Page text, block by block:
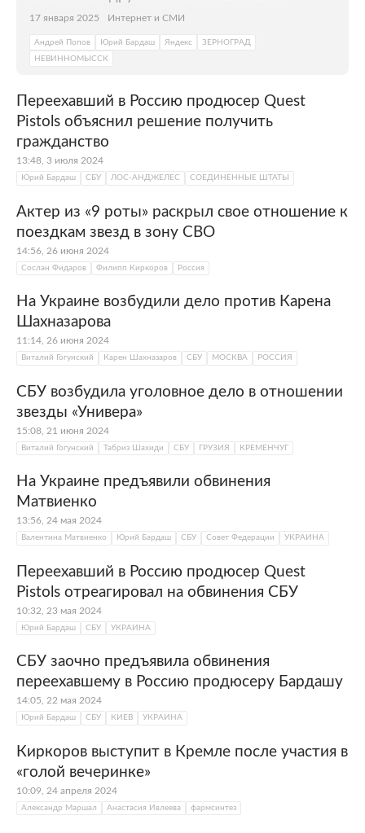
17 января 2025 Интернет и СМИ
Андрей Попов Юрий Бардаш Яндекс
ЗЕРНОГРАД
НЕВИННОМЫССК
Переехавший в Россию продюсер Quest
Pistols объяснил решение получить
гражданство
13:48, 3 июля 2024
Юрий Бардаш СБУ ЛОС-АНДЖЕЛЕС СОЕДИНЕННЫЕ ШТАТЫ
Актер из «9 роты» раскрыл свое отношение к
поездкам звезд в зону СВО
14:56, 26 июня 2024
Сослан Фидаров Филипп Киркоров Россия
На Украине возбудили дело против Карена
Шахназарова
11:14, 26 июня 2024
Виталий Гогунский Карен Шахназаров СБУ МОСКВА РОССИЯ
СБУ возбудила уголовное дело в отношении
звезды «Универа»
15:08, 21 июня 2024
Виталий Гогунский Табриз Шахиди СБУ ГРУЗИЯ КРЕМЕНЧУГ
На Украине предъявили обвинения
Матвиенко
13:56, 24 мая 2024
Валентина Матвиенко Юрий Бардаш СБУ Совет Федерации УКРАИНА
Переехавший в Россию продюсер Quest
Pistols отреагировал на обвинения СБУ
10:32, 23 мая 2024
Юрий Бардаш СБУ УКРАИНА
СБУ заочно предъявила обвинения
переехавшему в Россию продюсеру Бардашу
14:05, 22 мая 2024
Юрий Бардаш СБУ КИЕВ УКРАИНА
Киркоров выступит в Кремле после участия в
«голой вечеринке»
10:09, 24 апреля 2024
Александр Маршал Анастасия Ивлеева фармсинтез